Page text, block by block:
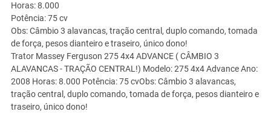
Horas: 8.000
Potência: 75 cv
Obs: Câmbio 3 alavancas, tração central, duplo comando, tomada
de força, pesos dianteiro e traseiro, único dono!
Trator Massey Ferguson 275 4x4 ADVANCE ( CÂMBIO 3
ALAVANCAS - TRAÇÃO CENTRAL!) Modelo: 275 4x4 Advance Ano:
2008 Horas: 8.000 Potência: 75 cvObs: Câmbio 3 alavancas,
tração central, duplo comando, tomada de força, pesos dianteiro e
traseiro, único dono!